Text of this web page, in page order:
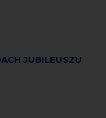
JUBILEUSZU